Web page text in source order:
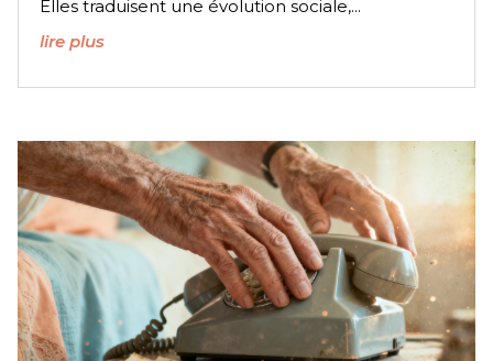
Elles traduisent une évolution sociale,...
lire plus